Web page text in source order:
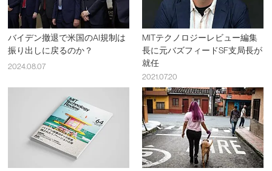
バイデン撤退で米国のAI規制は
振り出しに戻るのか？
2024.08.07
MITテクノロジーレビュー編集
長に元バズフィードSF支局長が
就任
2021.07.20